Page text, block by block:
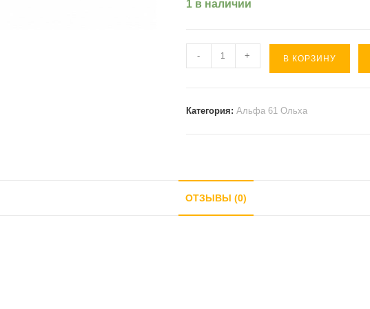
1 в наличии
Количество
товара
под
- + В КОРЗИНУ
Категория: Альфа 61 Ольха
ОТЗЫВЫ (0)